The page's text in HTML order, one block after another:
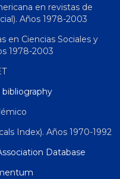
en revistas de
Años 1978-2003
en Ciencias Sociales y
1978-2003
bibliography
Index). Años 1970-1992
Database